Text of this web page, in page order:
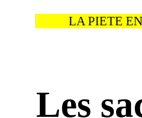
LA PIETE
Les